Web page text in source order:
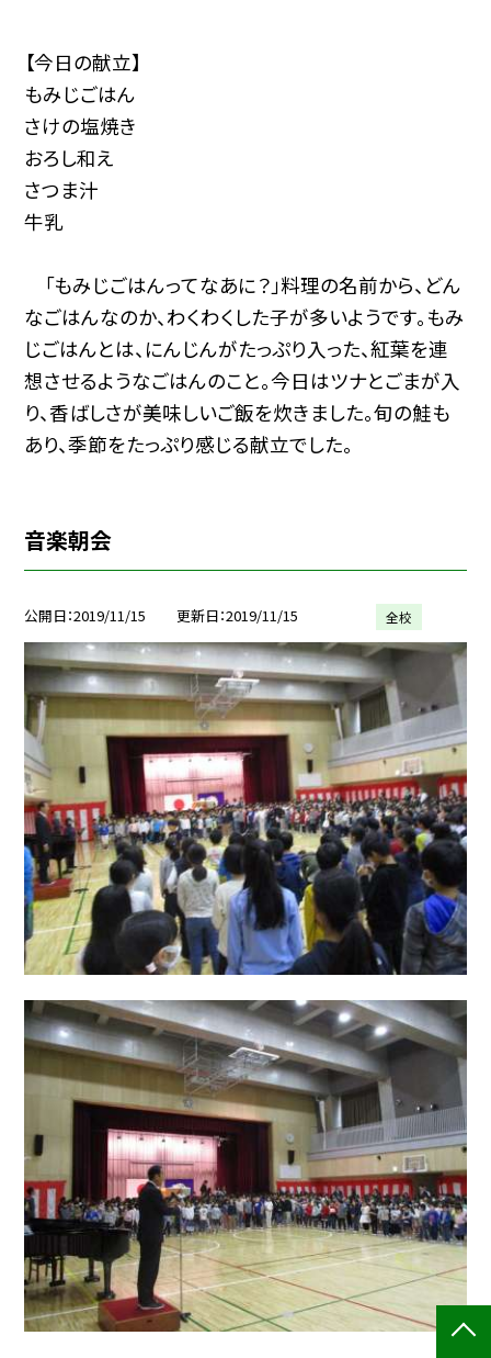
【今日の献立】
もみじごはん
さけの塩焼き
おろし和え
さつま汁
牛乳
「もみじごはんってなあに？」料理の名前から、どん
なごはんなのか、わくわくした子が多いようです。もみ
じごはんとは、にんじんがたっぷり入った、紅葉を連
想させるようなごはんのこと。今日はツナとごまが入
り、香ばしさが美味しいご飯を炊きました。旬の鮭も
あり、季節をたっぷり感じる献立でした。
音楽朝会
公開日 2019/11/15 更新日 2019/11/15 全校